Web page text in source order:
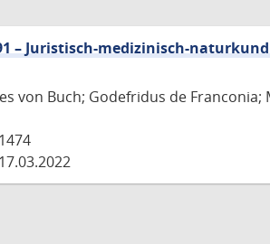
– Juristisch-medizinisch-
von Buch; Godefridus de
1474
17.03.2022